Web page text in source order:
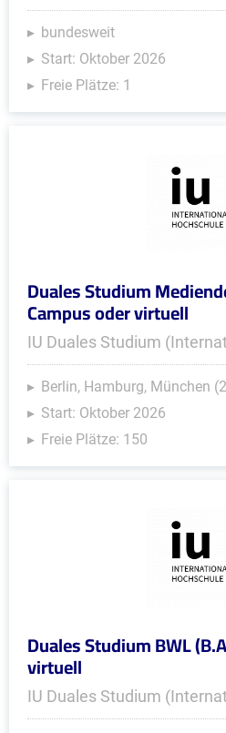
bundesweit
Start: Oktober 2026
Freie Plätze: 1
Duales Studium
Campus oder virtuell
IU Duales Studium
Berlin, Hamburg, München
Start: Oktober 2026
Freie Plätze: 150
Duales Studium BWL
virtuell
IU Duales Studium